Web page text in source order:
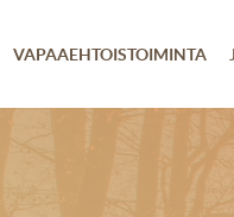
VAPAAEHTOISTOIMINTA